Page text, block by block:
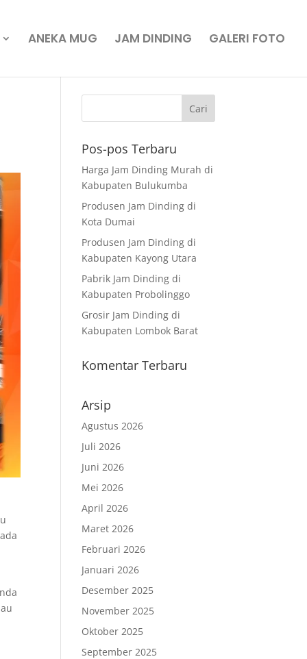
ANEKA MUG JAM DINDING GALERI FOTO
Pos-pos Terbaru
Harga Jam Dinding Murah di
Kabupaten Bulukumba
Produsen Jam Dinding di
Kota Dumai
Produsen Jam Dinding di
Kabupaten Kayong Utara
Pabrik Jam Dinding di
Kabupaten Probolinggo
Grosir Jam Dinding di
Kabupaten Lombok Barat
Komentar Terbaru
Arsip
Agustus 2026
Juli 2026
Juni 2026
Mei 2026
April 2026
Maret 2026
Februari 2026
Januari 2026
Desember 2025
November 2025
Oktober 2025
September 2025